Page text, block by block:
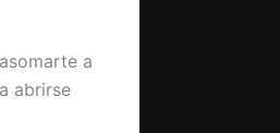
a
abrirse